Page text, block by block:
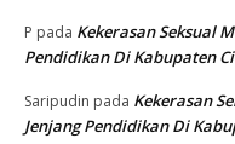
P pada Kekerasan Seksual
Pendidikan Di Kabupaten
Saripudin pada Kekerasan
Jenjang Pendidikan Di